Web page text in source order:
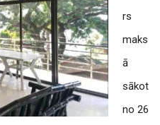
rs
maks
ā
sākot
no 26